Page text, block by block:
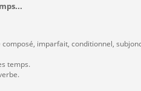
imparfait, conditionnel,
temps.